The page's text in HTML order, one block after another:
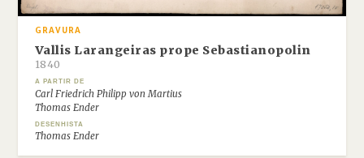
GRAVURA
Vallis Larangeiras prope Sebastianopolin
1840
A PARTIR DE
Carl Friedrich Philipp von Martius
Thomas Ender
DESENHISTA
Thomas Ender